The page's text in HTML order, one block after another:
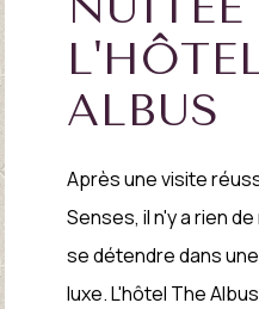
ALBUS
Après une visite
Senses, il n'y a rien
se détendre dans
luxe. L'hôtel The